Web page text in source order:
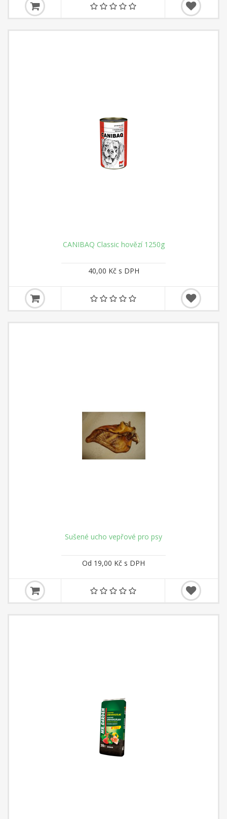
CANIBAQ Classic hovězí 1250g
40,00 Kč s DPH
Sušené ucho vepřové pro psy
Od 19,00 Kč s DPH